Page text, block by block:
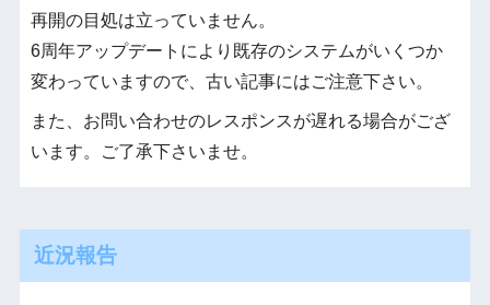
再開の目処は立っていません。
6周年アップデートにより既存のシステムがいくつか
変わっていますので、古い記事にはご注意下さい。
また、お問い合わせのレスポンスが遅れる場合がござ
います。ご了承下さいませ。
近況報告